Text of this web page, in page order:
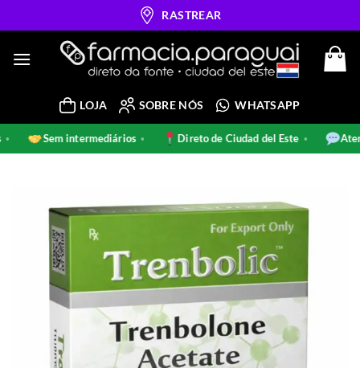
to
RASTREAR
LOJA SOBRE NÓS WHATSAPP
Sem intermediários Direto de Ciudad del Este